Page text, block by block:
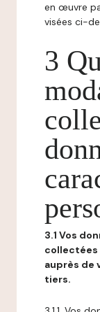
en œuvre
visées ci-
3
3.1 Vos
auprès de
tiers.